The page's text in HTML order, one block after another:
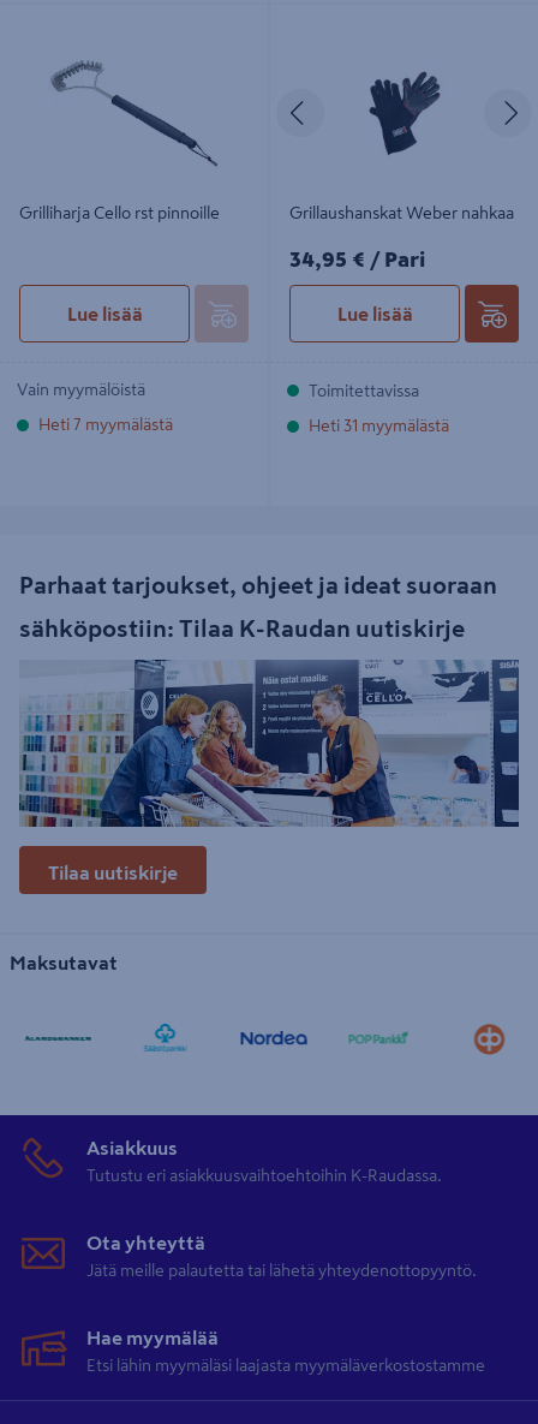
Grilliharja Cello rst pinnoille
Lue lisää
Vain myymälöistä
Heti 7 myymälästä
Edellinen
Grillaushanskat Weber nahkaa
34,95€/Pari
34,95 € / Pari
Lue lisää
Toimitettavissa
Heti 31 myymälästä
Parhaat tarjoukset, ohjeet ja ideat suoraan
sähköpostiin: Tilaa K-Raudan uutiskirje
Tilaa uutiskirje
Maksutavat
Asiakkuus
Tutustu eri asiakkuusvaihtoehtoihin K-Raudassa.
Ota yhteyttä
Jätä meille palautetta tai lähetä yhteydenottopyyntö.
Hae myymälää
Etsi lähin myymäläsi laajasta myymäläverkostostamme